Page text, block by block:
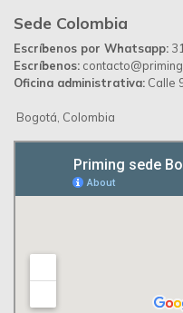
Sede Colombia
Escríbenos por Whatsapp:
Escríbenos:
Oficina administrativa: Calle
Bogotá, Colombia